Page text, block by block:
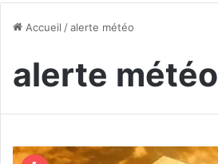
Accueil /alerte météo
alerte météo